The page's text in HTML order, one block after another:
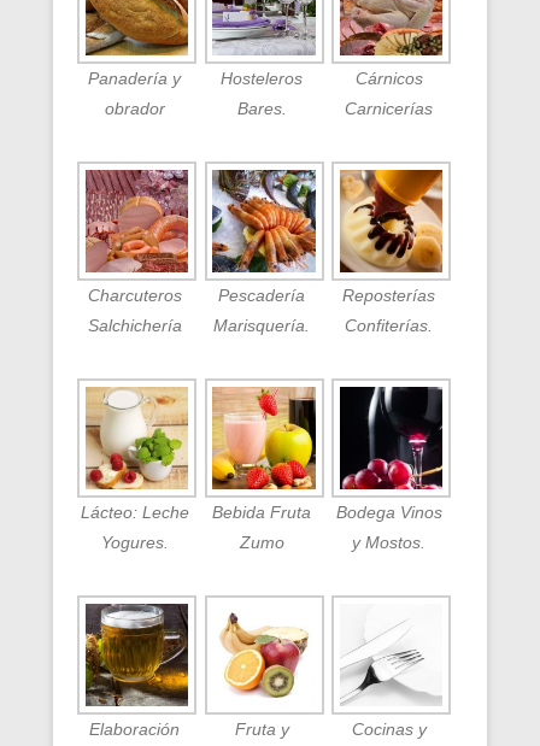
Panadería y
obrador
Hosteleros
Bares.
Cárnicos
Carnicerías
Charcuteros
Salchichería
Pescadería
Marisquería.
Reposterías
Confiterías.
Lácteo: Leche
Yogures.
Bebida Fruta
Zumo
Bodega Vinos
y Mostos.
Elaboración
Fruta y
Cocinas y